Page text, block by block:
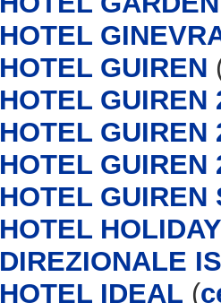
HOTEL
HOTEL GUIREN
HOTEL GUIREN
HOTEL GUIREN
HOTEL GUIREN
HOTEL GUIREN
HOTEL
DIREZIONALE
HOTEL IDEAL (